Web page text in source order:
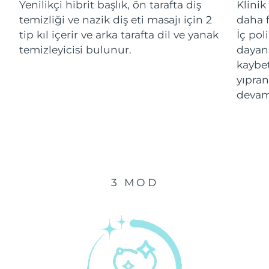
Yenilikçi hibrit başlık, ön tarafta diş
temizliği ve nazik diş eti masajı için 2
tip kıl içerir ve arka tarafta dil ve yanak
temizleyicisi bulunur.
Klinik
daha
İç
3 MOD
Çin Makao ÖİB Tahmini teslim tarihi 8/12/26
Malezya 8/13/26
8/10/26
Tahmini teslim tarihi
Tahmini teslim tarihi